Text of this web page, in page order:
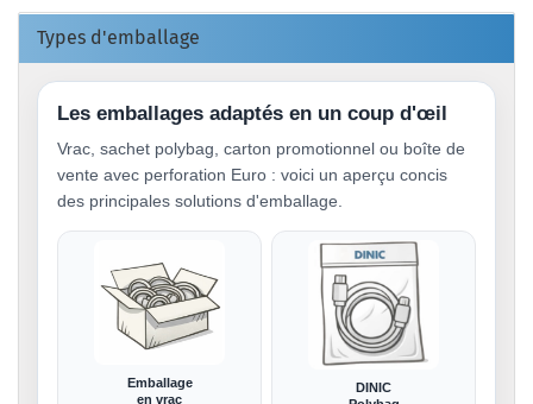
Types d'emballage
Les emballages adaptés en un coup d'œil
Vrac, sachet polybag, carton promotionnel ou boîte de
vente avec perforation Euro : voici un aperçu concis
des principales solutions d'emballage.
Emballage
en vrac
DINIC